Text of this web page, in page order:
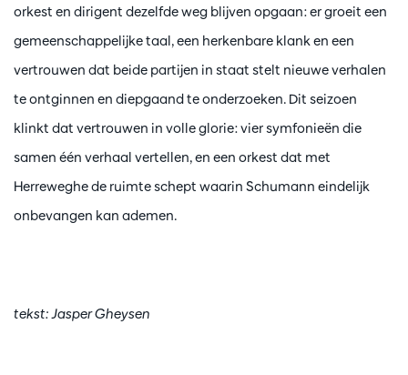
orkest en dirigent dezelfde weg blijven opgaan: er groeit een
gemeenschappelijke taal, een herkenbare klank en een
vertrouwen dat beide partijen in staat stelt nieuwe verhalen
te ontginnen en diepgaand te onderzoeken. Dit seizoen
klinkt dat vertrouwen in volle glorie: vier symfonieën die
samen één verhaal vertellen, en een orkest dat met
Herreweghe de ruimte schept waarin Schumann eindelijk
onbevangen kan ademen.
tekst: Jasper Gheysen